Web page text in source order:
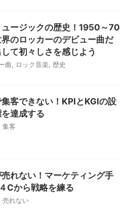
ュージックの歴史！1950～70
のロッカーのデビュー曲だ
て初々しさを感じよう
曲 ロック音楽 歴史
客できない！KPIとKGIの設
達成する
集客
れない！マーケティング手
Cから戦略を練る
売れない